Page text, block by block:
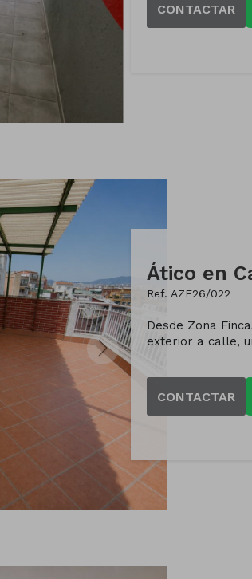
CONTACTAR
Ref. AZF26/022
Desde Zona
exterior a calle,
CONTACTAR